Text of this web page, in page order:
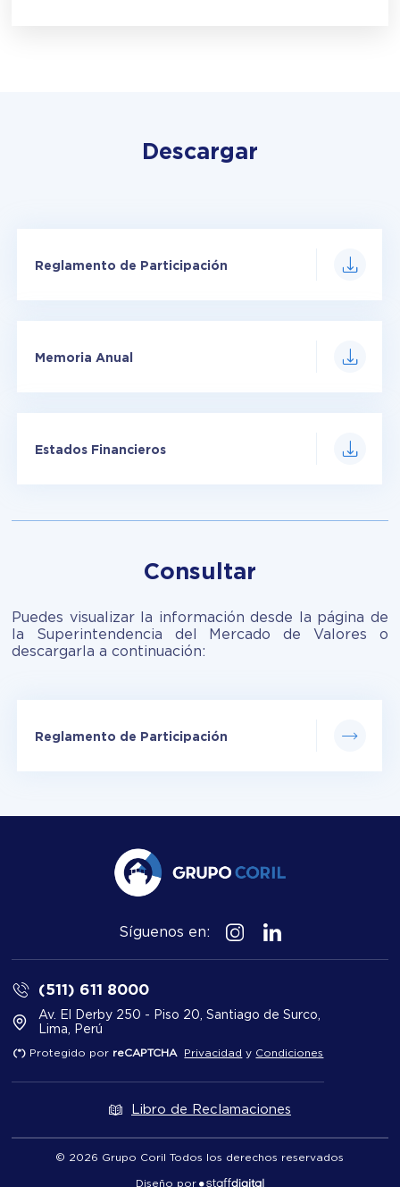
Descargar
Reglamento de Participación
Memoria Anual
Estados Financieros
Consultar
Puedes visualizar la información desde la página de
la Superintendencia del Mercado de Valores o
descargarla a continuación:
Reglamento de Participación
Síguenos en:
(511) 611 8000
Av. El Derby 250 - Piso 20, Santiago de Surco,
Lima, Perú
(*) Protegido por reCAPTCHA Privacidad y Condiciones
Libro de Reclamaciones
© 2026 Grupo Coril Todos los derechos reservados
Diseño por